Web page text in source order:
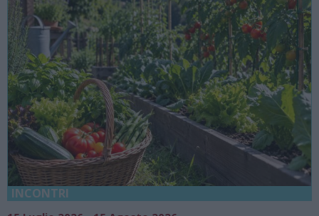
18 Luglio 2026 - 15 Agosto 2026